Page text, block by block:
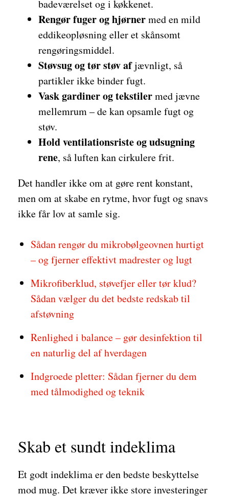
badeværelset og i køkkenet.
Rengør fuger og hjørnermed en mild
eddikeopløsning eller et skånsomt
rengøringsmiddel.
Støvsug og tør støv afjævnligt, så
partikler ikke binder fugt.
Vask gardiner og tekstilermed jævne
mellemrum – de kan opsamle fugt og
støv.
Hold ventilationsriste og udsugning
rene, så luften kan cirkulere frit.
Det handler ikke om at gøre rent konstant,
men om at skabe en rytme, hvor fugt og snavs
ikke får lov at samle sig.
Sådan rengør du mikrobølgeovnen hurtigt
– og fjerner effektivt madrester og lugt
Mikrofiberklud, støvefjer eller tør klud?
Sådan vælger du det bedste redskab til
afstøvning
Renlighed i balance – gør desinfektion til
en naturlig del af hverdagen
Indgroede pletter: Sådan fjerner du dem
med tålmodighed og teknik
Skab et sundt indeklima
Et godt indeklima er den bedste beskyttelse
mod mug. Det kræver ikke store investeringer